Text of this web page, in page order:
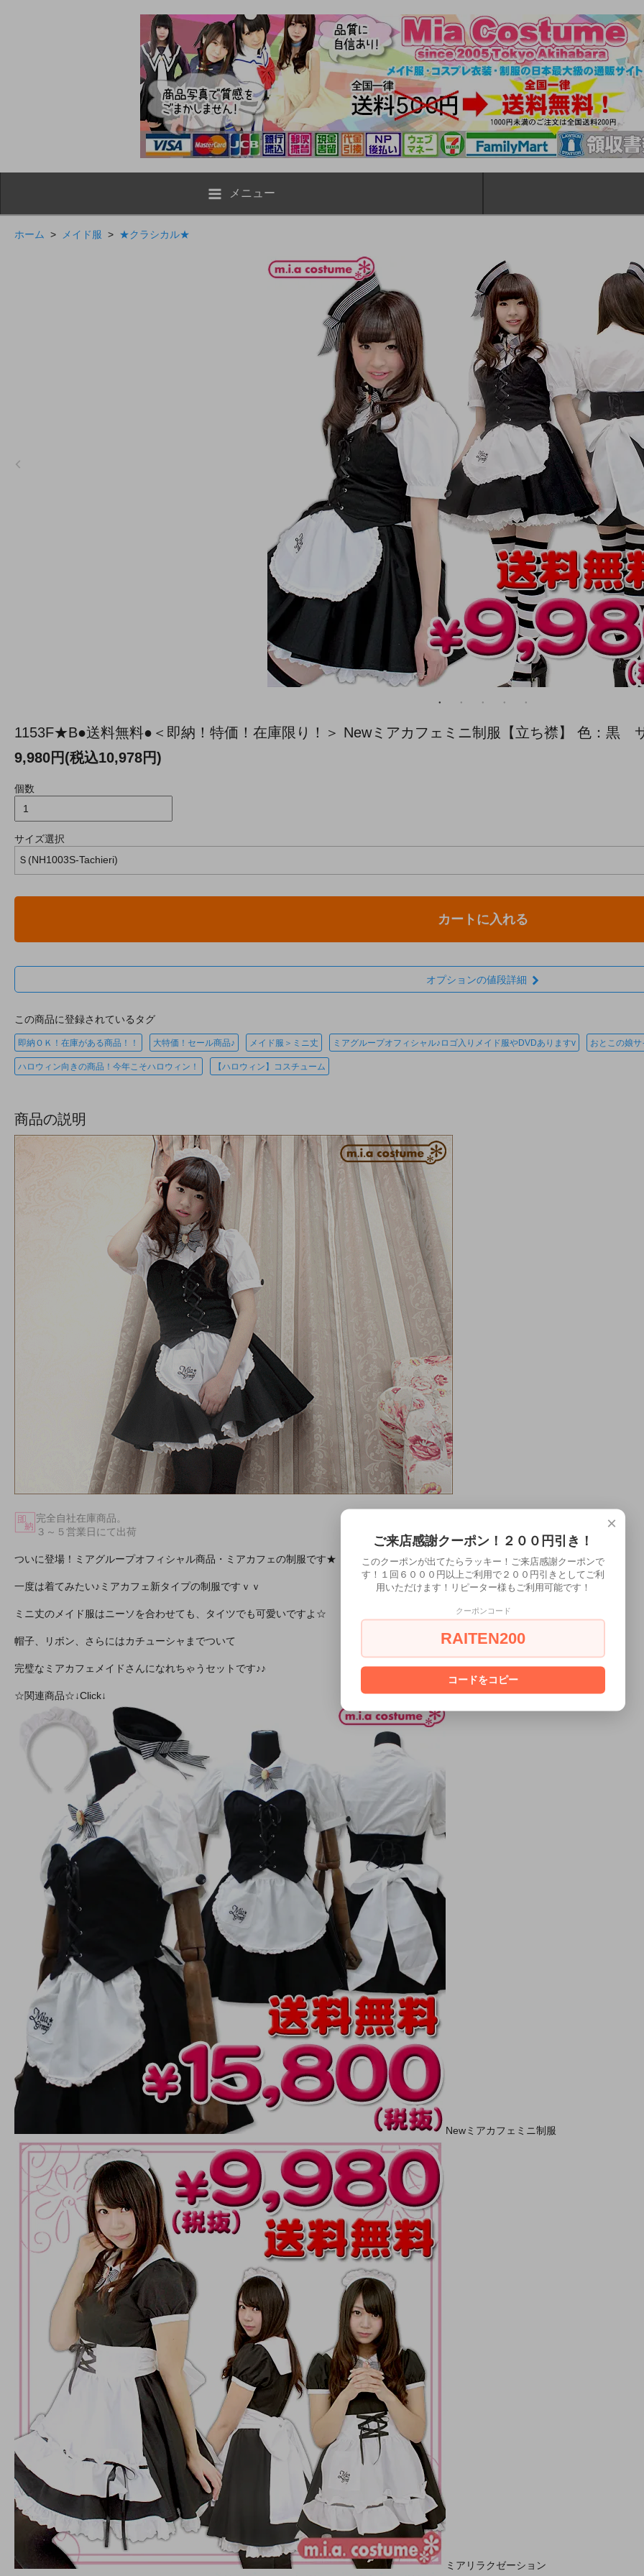
メニュー
ホーム > メイド服 > ★クラシカル★
1153F★B●送料無料●＜即納！特価！在庫限り！＞ Newミアカフェミニ制服【立ち襟】 色：黒
9,980円(税込10,978円)
個数
サイズ選択
カートに入れる
オプションの値段詳細
この商品に登録されているタグ
即納ＯＫ！在庫がある商品！！ 大特価！セール商品♪ メイド服＞ミニ丈 ミアグループオフィシャル♪ロゴ入りメイド服やDVDありますv おとこの娘サ
ハロウィン向きの商品！今年こそハロウィン！ 【ハロウィン】コスチューム
商品の説明
完全自社在庫商品。
３～５営業日にて出荷
ついに登場！ミアグループオフィシャル商品・ミアカフェの制服です★
一度は着てみたい♪ミアカフェ新タイプの制服ですｖｖ
ミニ丈のメイド服はニーソを合わせても、タイツでも可愛いですよ☆
帽子、リボン、さらにはカチューシャまでついて
完璧なミアカフェメイドさんになれちゃうセットです♪♪
☆関連商品☆↓Click↓
Newミアカフェミニ制服
ミアリラクゼーション
×
ご来店感謝クーポン！２００円引き！
このクーポンが出てたらラッキー！ご来店感謝クーポンで
す！１回６０００円以上ご利用で２００円引きとしてご利
用いただけます！リピーター様もご利用可能です！
クーポンコード
RAITEN200
コードをコピー